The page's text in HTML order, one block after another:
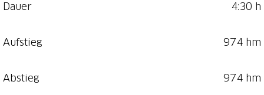
Dauer 4:30 h
Aufstieg 974 hm
Abstieg 974 hm